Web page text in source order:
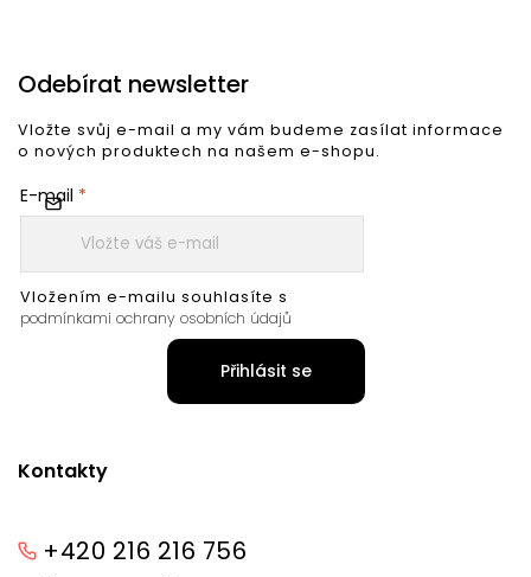
Kontakty
+420 216 216 756
Odebírat newsletter
Vložte svůj e-mail a my vám budeme zasílat informace
o nových produktech na našem e-shopu.
E-mail
Vložením e-mailu souhlasíte s
podmínkami ochrany osobních údajů
Přihlásit se